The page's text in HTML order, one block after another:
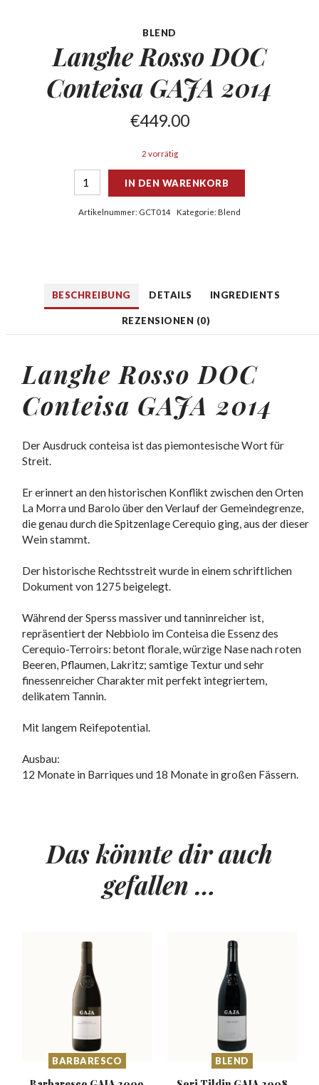
BLEND
Langhe Rosso DOC
Conteisa GAJA 2014
€449.00
2 vorrätig
IN DEN WARENKORB
Artikelnummer: GCT014 Kategorie: Blend
BESCHREIBUNG DETAILS INGREDIENTS
REZENSIONEN (0)
Langhe Rosso DOC
Conteisa GAJA 2014
Der Ausdruck conteisa ist das piemontesische Wort für
Streit.
Er erinnert an den historischen Konflikt zwischen den Orten
La Morra und Barolo über den Verlauf der Gemeindegrenze,
die genau durch die Spitzenlage Cerequio ging, aus der dieser
Wein stammt.
Der historische Rechtsstreit wurde in einem schriftlichen
Dokument von 1275 beigelegt.
Während der Sperss massiver und tanninreicher ist,
repräsentiert der Nebbiolo im Conteisa die Essenz des
Cerequio-Terroirs: betont florale, würzige Nase nach roten
Beeren, Pflaumen, Lakritz; samtige Textur und sehr
finessenreicher Charakter mit perfekt integriertem,
delikatem Tannin.
Mit langem Reifepotential.
Ausbau:
12 Monate in Barriques und 18 Monate in großen Fässern.
Das könnte dir auch
gefallen …
BARBARESCO BLEND